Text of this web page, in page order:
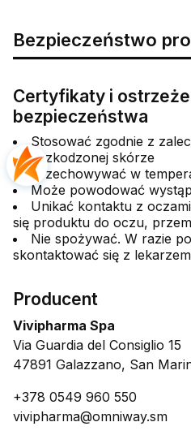
Bezpieczeństwo
Certyfikaty i
bezpieczeństwa
Stosować zgodnie z
nieuszkodzonej skórze
Przechowywać w
Może powodować
Unikać kontaktu z
się produktu do oczu,
Nie spożywać. W razie
skontaktować się z
Producent
Vivipharma Spa
Via Guardia del Consiglio 15
47891 Galazzano, San
+378 0549 960 550
vivipharma@omniway.sm